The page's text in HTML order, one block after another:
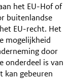
het EU-Hof of
buitenlandse
EU-recht. Het
mogelijkheid
door
onderdeel is van
kan gebeuren